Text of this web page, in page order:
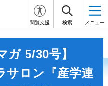
閲覧支援 検索 メニュー
ガ 5/30号】
サロン『産学連